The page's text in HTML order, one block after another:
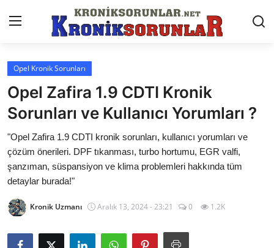
Anasayfa
Markalar
İletişim
Trafik & Cezalar
Sigorta & Kasko
Vergi & ÖTV & MTV
Muayene & Ruhsat
Opel Kronik Sorunları
Opel Zafira 1.9 CDTI Kronik
Sorunları ve Kullanıcı Yorumları ?
"Opel Zafira 1.9 CDTI kronik sorunları, kullanıcı yorumları ve
çözüm önerileri. DPF tıkanması, turbo hortumu, EGR valfi,
şanzıman, süspansiyon ve klima problemleri hakkında tüm
detaylar burada!"
Kronik Uzmanı Aralık 13, 2024 - 23:21 0 1.2K